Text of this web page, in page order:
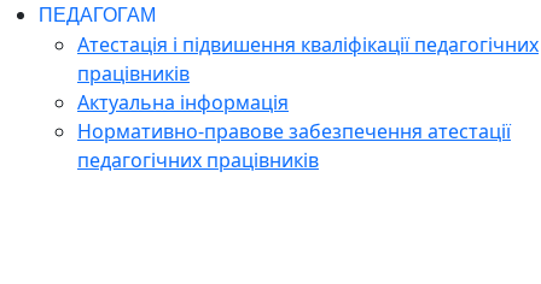
ПЕДАГОГАМ
Атестація і підвишення кваліфікації педагогічних
працівників
Актуальна інформація
Нормативно-правове забезпечення атестації
педагогічних працівників